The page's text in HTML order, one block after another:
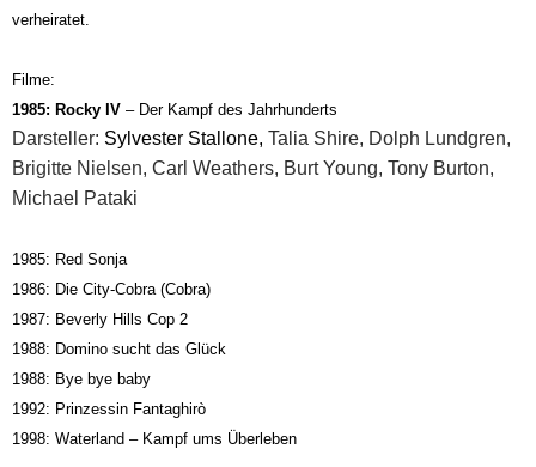
verheiratet.
Filme:
1985: Rocky IV – Der Kampf des Jahrhunderts
Darsteller: Sylvester Stallone, Talia Shire, Dolph Lundgren,
Brigitte Nielsen, Carl Weathers, Burt Young, Tony Burton,
Michael Pataki
1985: Red Sonja
1986: Die City-Cobra (Cobra)
1987: Beverly Hills Cop 2
1988: Domino sucht das Glück
1988: Bye bye baby
1992: Prinzessin Fantaghirò
1998: Waterland – Kampf ums Überleben